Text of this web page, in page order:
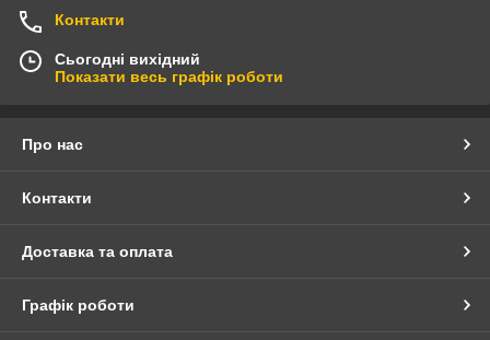
Контакти
Сьогодні вихідний
Показати весь графік роботи
Про нас
Контакти
Доставка та оплата
Графік роботи